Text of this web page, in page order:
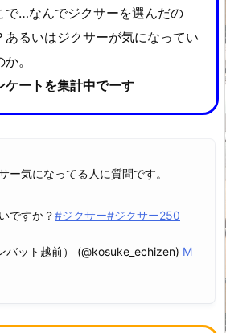
で…なんでジクサーを選んだの
あるいはジクサーが気になってい
。
ケートを集計中でーす
ー気になってる人に質問です。
ですか？#ジクサー#ジクサー250
ット越前） (@kosuke_echizen) M